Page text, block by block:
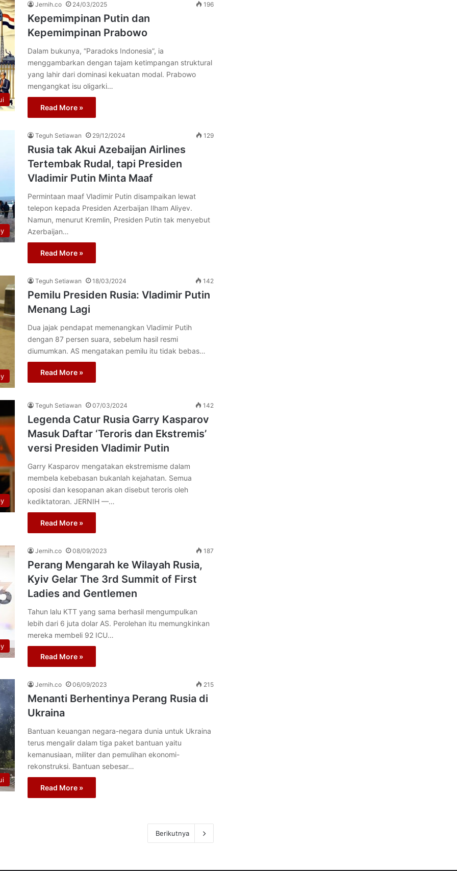
Jernih.co 24/03/2025 196
Kepemimpinan Putin dan
Kepemimpinan Prabowo
Dalam bukunya, “Paradoks Indonesia”, ia
menggambarkan dengan tajam ketimpangan struktural
yang lahir dari dominasi kekuatan modal. Prabowo
mengangkat isu oligarki…
Read More »
Teguh Setiawan 29/12/2024 129
Rusia tak Akui Azebaijan Airlines
Tertembak Rudal, tapi Presiden
Vladimir Putin Minta Maaf
Permintaan maaf Vladimir Putin disampaikan lewat
telepon kepada Presiden Azerbaijan Ilham Aliyev.
Namun, menurut Kremlin, Presiden Putin tak menyebut
Azerbaijan…
Read More »
Teguh Setiawan 18/03/2024 142
Pemilu Presiden Rusia: Vladimir Putin
Menang Lagi
Dua jajak pendapat memenangkan Vladimir Putih
dengan 87 persen suara, sebelum hasil resmi
diumumkan. AS mengatakan pemilu itu tidak bebas…
Read More »
Teguh Setiawan 07/03/2024 142
Legenda Catur Rusia Garry Kasparov
Masuk Daftar ‘Teroris dan Ekstremis’
versi Presiden Vladimir Putin
Garry Kasparov mengatakan ekstremisme dalam
membela kebebasan bukanlah kejahatan. Semua
oposisi dan kesopanan akan disebut teroris oleh
kediktatoran. JERNIH —…
Read More »
Jernih.co 08/09/2023 187
Perang Mengarah ke Wilayah Rusia,
Kyiv Gelar The 3rd Summit of First
Ladies and Gentlemen
Tahun lalu KTT yang sama berhasil mengumpulkan
lebih dari 6 juta dolar AS. Perolehan itu memungkinkan
mereka membeli 92 ICU…
Read More »
Jernih.co 06/09/2023 215
Menanti Berhentinya Perang Rusia di
Ukraina
Bantuan keuangan negara-negara dunia untuk Ukraina
terus mengalir dalam tiga paket bantuan yaitu
kemanusiaan, militer dan pemulihan ekonomi-
rekonstruksi. Bantuan sebesar…
Read More »
Berikutnya